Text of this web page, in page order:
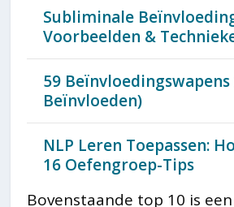
Subliminale
Voorbeelden &
59
Beïnvloeden)
NLP Leren Toepassen:
16 Oefengroep-Tips
Bovenstaande top 10 is